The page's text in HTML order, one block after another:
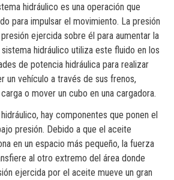
hidráulico es una operación que
para impulsar el movimiento. La presión
ejercida sobre él para aumentar la
hidráulico utiliza este fluido en los
de potencia hidráulica para realizar
un vehículo a través de sus frenos,
o mover un cubo en una cargadora.
hay componentes que ponen el
presión. Debido a que el aceite
en un espacio más pequeño, la fuerza
al otro extremo del área donde
ejercida por el aceite mueve un gran